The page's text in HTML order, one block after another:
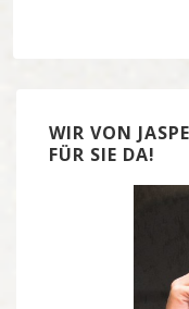
WIR VON
FÜR SIE DA!